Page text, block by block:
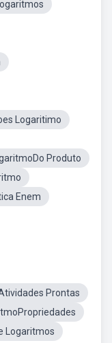
Logaritimo
Produto
Enem
Prontas
Logaritmos